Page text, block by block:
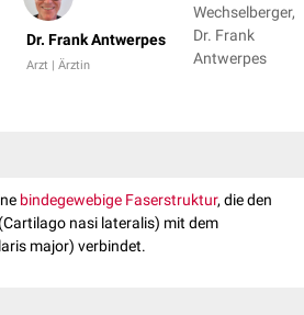
Dr. Frank Antwerpes
Arzt | Ärztin
Wechselberger,
Dr. Frank
Antwerpes
bindegewebige Faserstruktur, die den
(Cartilago nasi lateralis) mit dem
major) verbindet.